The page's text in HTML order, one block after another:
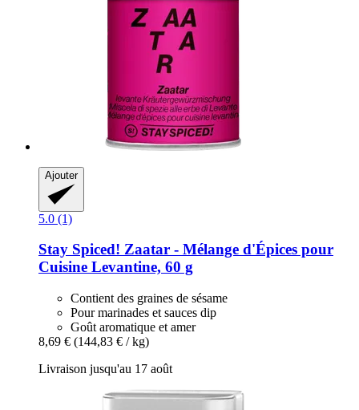
Ajouter
5.0 (1)
Stay Spiced! Zaatar -​ Mélange d'Épices pour
Cuisine Levantine, 60 g
Contient des graines de sésame
Pour marinades et sauces dip
Goût aromatique et amer
8,69 € (144,83 € / kg)
Livraison jusqu'au 17 août